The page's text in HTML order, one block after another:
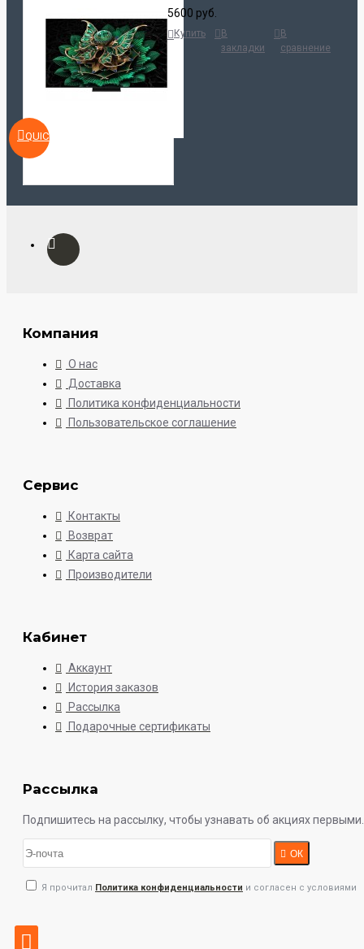
QUICKVIEW
5600 руб.
Купить
В
закладки
В
сравнение
Компания
О нас
Доставка
Политика конфиденциальности
Пользовательское соглашение
Сервис
Контакты
Возврат
Карта сайта
Производители
Кабинет
Аккаунт
История заказов
Рассылка
Подарочные сертификаты
Рассылка
Подпишитесь на рассылку, чтобы узнавать об акциях первыми.
ОК
Я прочитал Политика конфиденциальности и согласен с условиями